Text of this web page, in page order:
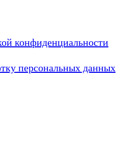
конфиденциальности
персональных данных